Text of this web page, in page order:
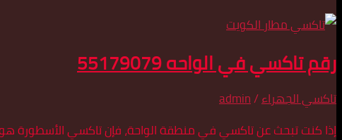
رقم تاكسي في الواحه 55179079
تاكسي الجهراء/
admin